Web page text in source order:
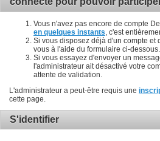
Vous n'avez pas encore de compte
en quelques instants , c'est
Si vous disposez déjà d'un compte et
vous à l'aide du formulaire ci-dessous.
Si vous essayez d'envoyer un
l'administrateur ait désactivé votre
attente de validation.
L'administrateur a peut-être requis une
cette page.
S'identifier